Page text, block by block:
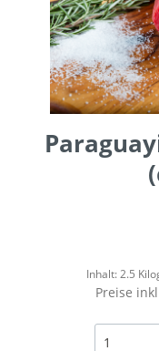
Inhalt:2.5
Preise